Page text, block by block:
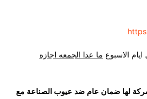
الاسبوع ما عدا الجمعه اجازه
لها ضمان عام ضد عيوب الصناعة مع